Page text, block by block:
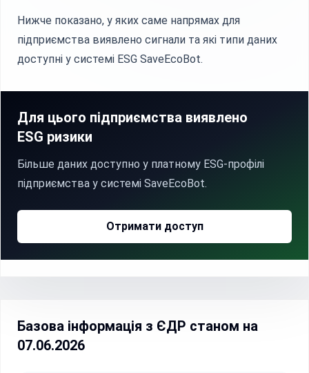
Нижче показано, у яких саме напрямах для
підприємства виявлено сигнали та які типи даних
доступні у системі ESG SaveEcoBot.
Для цього підприємства виявлено
ESG ризики
Більше даних доступно у платному ESG-профілі
підприємства у системі SaveEcoBot.
Отримати доступ
Базова інформація з ЄДР станом на
07.06.2026